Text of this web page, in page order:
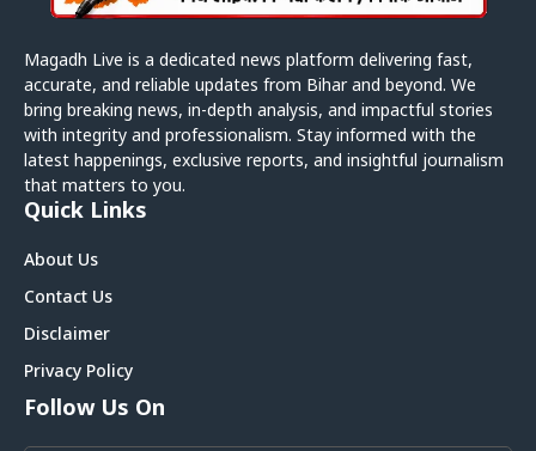
Magadh Live is a dedicated news platform delivering fast,
accurate, and reliable updates from Bihar and beyond. We
bring breaking news, in-depth analysis, and impactful stories
with integrity and professionalism. Stay informed with the
latest happenings, exclusive reports, and insightful journalism
that matters to you.
Quick Links
About Us
Contact Us
Disclaimer
Privacy Policy
Follow Us On